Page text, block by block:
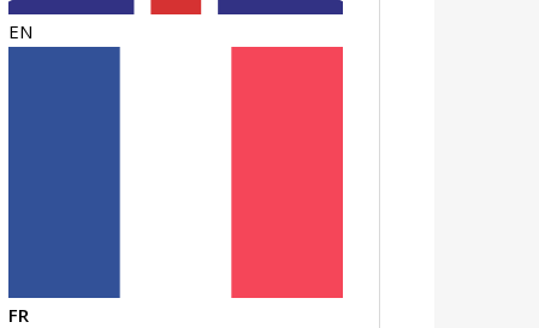
EN
FR